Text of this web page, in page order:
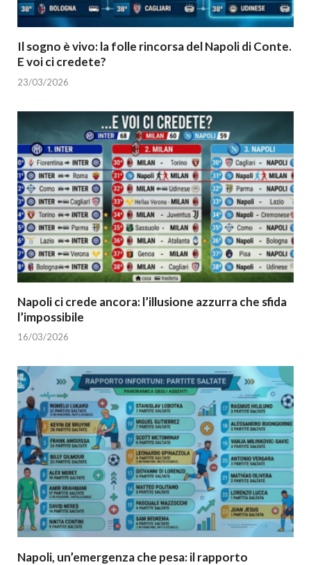
Il sogno è vivo: la folle rincorsa del Napoli di Conte.
E voi ci credete?
23/03/2026
Napoli ci crede ancora: l’illusione azzurra che sfida
l’impossibile
16/03/2026
Napoli, un’emergenza che pesa: il rapporto